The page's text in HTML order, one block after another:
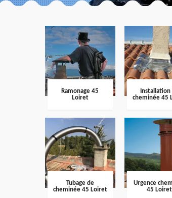
Ramonage 45
Loiret
Installation
cheminée 45
Tubage de
cheminée 45 Loiret
Urgence
45 Loiret